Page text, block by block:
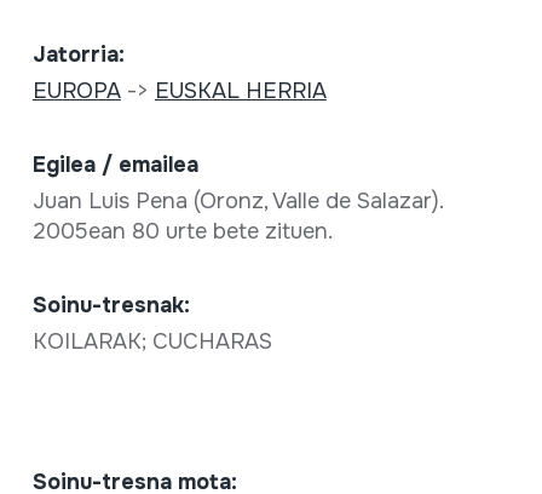
Jatorria:
EUROPA-> EUSKAL HERRIA
Egilea / emailea
Juan Luis Pena (Oronz, Valle de Salazar).
2005ean 80 urte bete zituen.
Soinu-tresnak:
KOILARAK; CUCHARAS
Soinu-tresna mota: